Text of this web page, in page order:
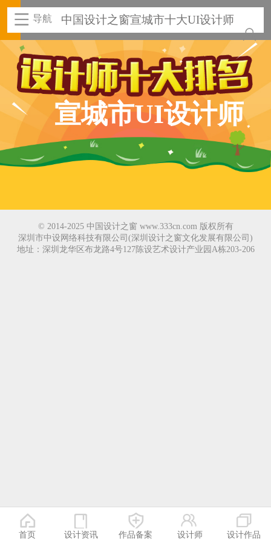
导航 中国设计之窗宣城市十大UI设计师
宣城市UI设计师
© 2014-2025 中国设计之窗 www.333cn.com 版权所有
深圳市中设网络科技有限公司(深圳设计之窗文化发展有限公司)
地址：深圳龙华区布龙路4号127陈设艺术设计产业园A栋203-206
首页 设计资讯 作品备案 设计师 设计作品